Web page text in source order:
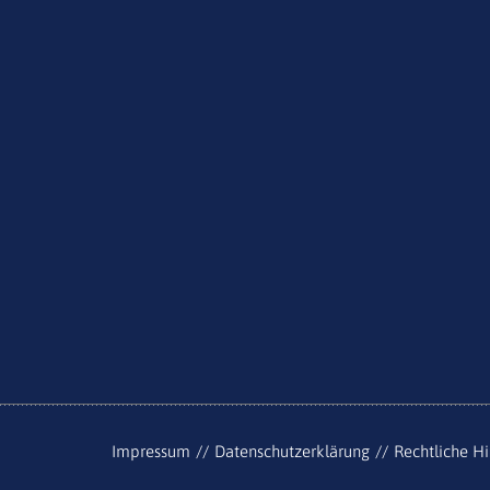
Impressum Datenschutzerklärung Rechtliche